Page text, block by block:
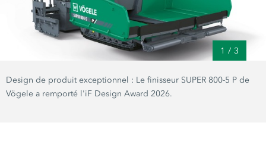
1 / 3
Design de produit exceptionnel : Le finisseur SUPER 800-5 P de
Vögele a remporté l'iF Design Award 2026.